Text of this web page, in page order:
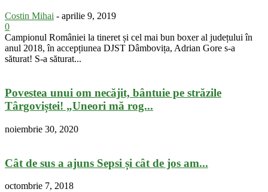
Costin Mihai - aprilie 9, 2019
0
Campionul României la tineret și cel mai bun boxer al județului în
anul 2018, în accepțiunea DJST Dâmbovița, Adrian Gore s-a
săturat! S-a săturat...
Povestea unui om necăjit, bântuie pe străzile
Târgoviștei! „Uneori mă rog...
noiembrie 30, 2020
Cât de sus a ajuns Sepsi și cât de jos am...
octombrie 7, 2018